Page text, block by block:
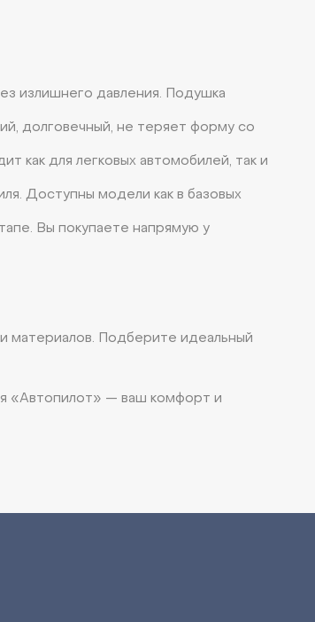
излишнего давления. Подушка
долговечный, не теряет форму со
как для легковых автомобилей, так и
Доступны модели как в базовых
Вы покупаете напрямую у
материалов. Подберите идеальный
«Автопилот» — ваш комфорт и